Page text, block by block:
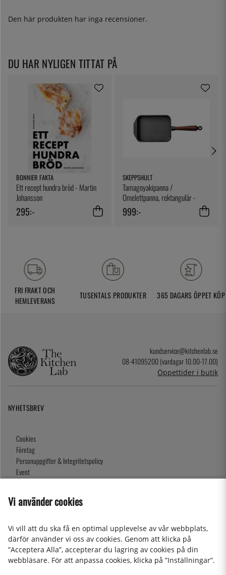
Den här produkten har inga recensioner.
DU HAR NYLIGEN TITTAT PÅ
BONNIER FAKTA
Ett recept hundra bröd - Martin
Johansson
295:-
SKEPPSHULT
Tamagoyakipanna /
Omelettpanna, rektangulär -
Skeppshult
999:-
FRI FRAKT OCH
HEMLEVERANS
TUSENTALS PRODUKTER 365 DAGARS ÖPPET KÖP
kundservice@kitchenlab.se
08-41095200 (vardagar 10.00-17.00)
Öppettider i butik
NYHETSBREV
Cookies
Företag
Personuppgifter & Integritetspolicy
Event
Presentkort
2026 KitchenLab AB
Vi använder cookies
Vi vill att du ska få en optimal upplevelse av vår webbplats,
därför använder vi oss av cookies. Genom att klicka på
”Acceptera Alla”, accepterar du lagring av cookies på din
webbläsare. För att anpassa cookies, klicka på ”Inställningar”.